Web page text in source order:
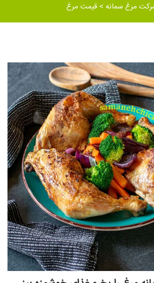
مرغ سمانه >قیمت مرغ